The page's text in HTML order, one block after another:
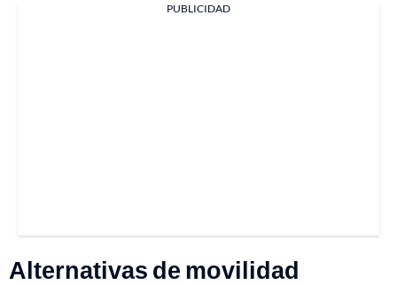
PUBLICIDAD
Alternativas de movilidad